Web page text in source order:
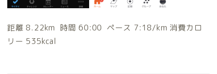
距離 8.22km 時間 60:00 ペース 7:18/km 消費カロ
リー 535kcal